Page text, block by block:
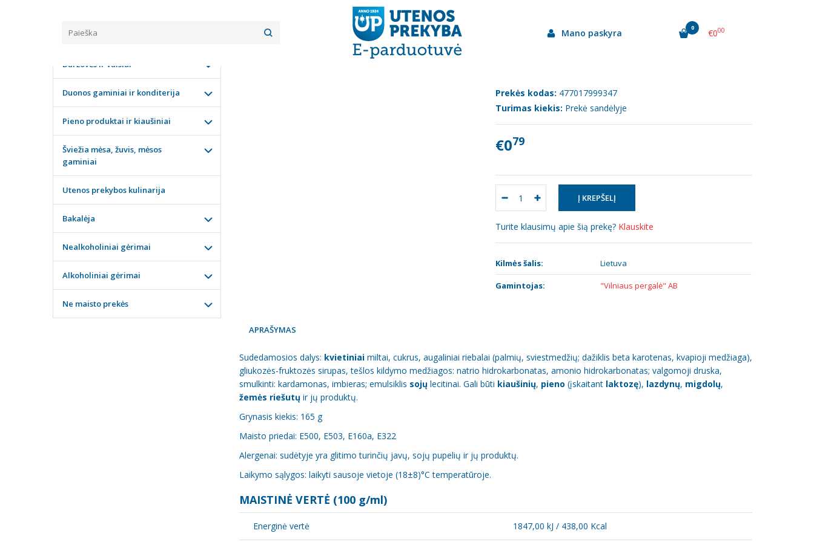
Mano paskyra 0 €000
Sausainiai "Gaidelis", 160g
SAUSAINIAI "GAIDELIS", 160G
Prekės kodas: 477017999347
Turimas kiekis: Prekė sandėlyje
€079
Turite klausimų apie šią prekę? Klauskite
Kilmės šalis: Lietuva
Gamintojas: "Vilniaus pergalė" AB
APRAŠYMAS
Sudedamosios dalys: kvietiniai miltai, cukrus, augaliniai riebalai (palmių, sviestmedžių; dažiklis beta karotenas, kvapioji medžiaga),
gliukozės-fruktozės sirupas, tešlos kildymo medžiagos: natrio hidrokarbonatas, amonio hidrokarbonatas; valgomoji druska,
smulkinti: kardamonas, imbieras; emulsiklis sojųlecitinai. Gali būti kiaušinių, pieno (įskaitant laktozę), lazdynų, migdolų,
žemės riešutųir jų produktų.
Grynasis kiekis: 165 g
Maisto priedai: E500, E503, E160a, E322
Alergenai: sudėtyje yra glitimo turinčių javų, sojų pupelių ir jų produktų.
Laikymo sąlygos: laikyti sausoje vietoje (18±8)°C temperatūroje.
MAISTINĖ VERTĖ (100 g/ml)
Energinė vertė 1847,00 kJ / 438,00 Kcal
KATEGORIJOS
Daržovės ir vaisiai
Duonos gaminiai ir konditerija
Pieno produktai ir kiaušiniai
Šviežia mėsa, žuvis, mėsos
gaminiai
Utenos prekybos kulinarija
Bakalėja
Nealkoholiniai gėrimai
Alkoholiniai gėrimai
Ne maisto prekės